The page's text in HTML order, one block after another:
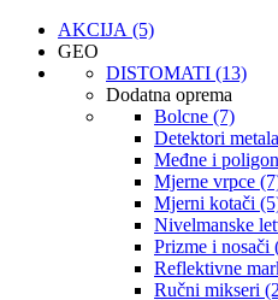
AKCIJA (5)
GEO
DISTOMATI (13)
Dodatna oprema
Bolcne (7)
Detektori
Međne i
Mjerne vrpce
Mjerni kotači
Nivelmanske
Prizme i nosači
Reflektivne
Ručni mikseri